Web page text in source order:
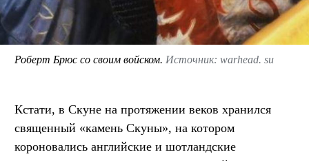
Роберт Брюс со своим войском. Источник: warhead. su
Кстати, в Скуне на протяжении веков хранился
священный «камень Скуны», на котором
короновались английские и шотландские